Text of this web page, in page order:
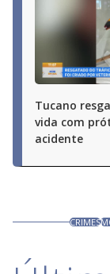
Tucano
vida com
acidente
CRIMES